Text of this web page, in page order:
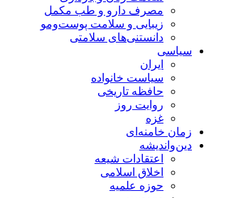
مصرف دارو و طب مکمل
زیبایی و سلامت پوست‌ومو
دانستنی‌های سلامتی
سیاسی
ایران
سیاست خانواده
حافظه تاریخی
روایت روز
غزه
زمان خامنه‌ای
دین‌واندیشه
اعتقادات شیعه
اخلاق اسلامی
حوزه علمیه